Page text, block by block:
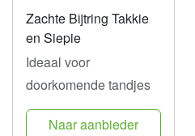
Zachte Bijtring Takkie
en Siepie
Ideaal voor
doorkomende tandjes
Naar aanbieder